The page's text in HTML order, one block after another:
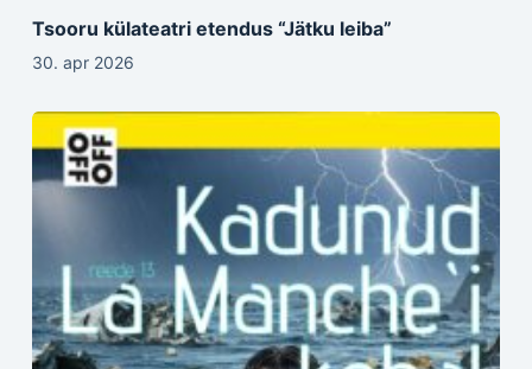
Tsooru külateatri etendus “Jätku leiba”
30. apr 2026